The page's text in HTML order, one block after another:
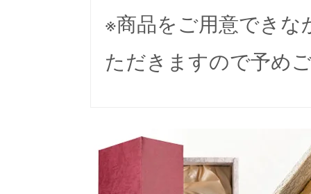
※商品をご用意でき
ただきますので予め